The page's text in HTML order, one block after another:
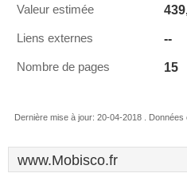
Valeur estimée
Liens externes --
Nombre de pages 15
Dernière mise à jour: 20-04-2018 . Données
www.Mobisco.fr